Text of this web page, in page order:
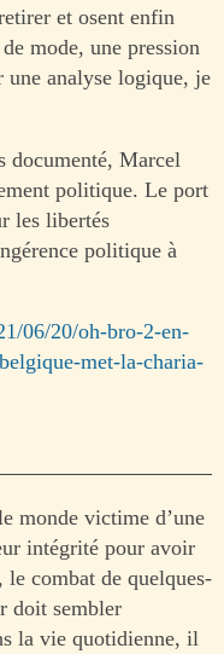
et osent enfin
mode, une pression
une analyse logique, je
documenté, Marcel
politique. Le port
les libertés
politique à
06/20/oh-bro-2-en-
met-la-charia-
monde victime d’une
intégrité pour avoir
combat de quelques-
doit sembler
la vie quotidienne, il